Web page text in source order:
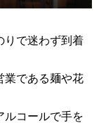
りで迷わず到着
業である麺や花
ルコールで手を